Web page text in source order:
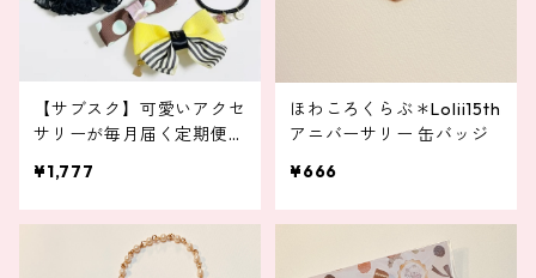
【サブスク】可愛いアクセ
サリーが毎月届く定期便
¥1,777
ほわころくらぶ＊Lolii15th
アニバーサリー 缶バッジ
¥666